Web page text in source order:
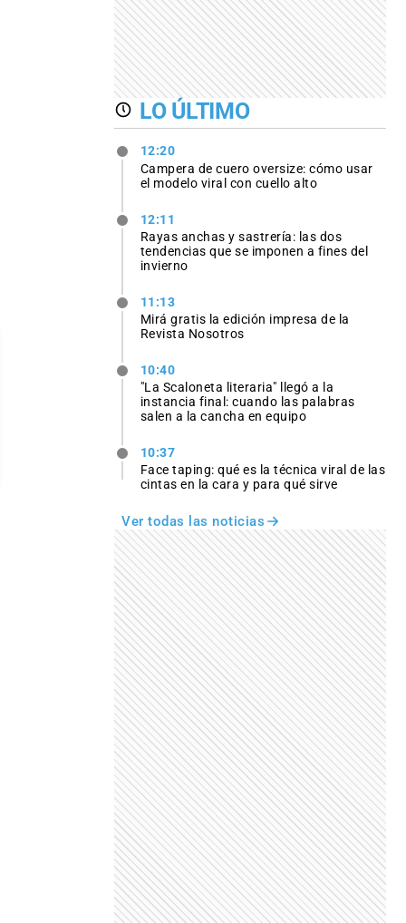
LO ÚLTIMO
12:20
Campera de cuero oversize: cómo usar
el modelo viral con cuello alto
12:11
Rayas anchas y sastrería: las dos
tendencias que se imponen a fines del
invierno
11:13
Mirá gratis la edición impresa de la
Revista Nosotros
10:40
"La Scaloneta literaria" llegó a la
instancia final: cuando las palabras
salen a la cancha en equipo
10:37
Face taping: qué es la técnica viral de las
cintas en la cara y para qué sirve
Ver todas las noticias